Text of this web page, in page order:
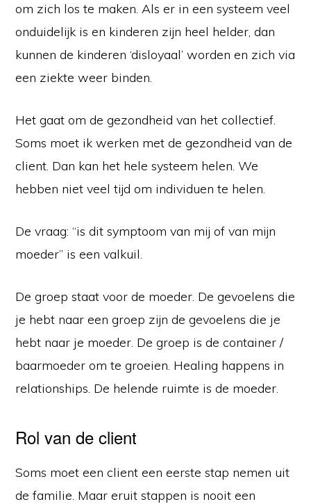
om zich los te maken. Als er in een systeem veel
onduidelijk is en kinderen zijn heel helder, dan
kunnen de kinderen ‘disloyaal’ worden en zich via
een ziekte weer binden.
Het gaat om de gezondheid van het collectief.
Soms moet ik werken met de gezondheid van de
client. Dan kan het hele systeem helen. We
hebben niet veel tijd om individuen te helen.
De vraag: “is dit symptoom van mij of van mijn
moeder” is een valkuil.
De groep staat voor de moeder. De gevoelens die
je hebt naar een groep zijn de gevoelens die je
hebt naar je moeder. De groep is de container /
baarmoeder om te groeien. Healing happens in
relationships. De helende ruimte is de moeder.
Rol van de client
Soms moet een client een eerste stap nemen uit
de familie. Maar eruit stappen is nooit een